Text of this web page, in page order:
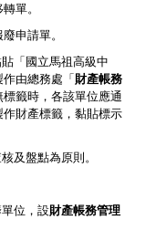
單。
申請單。
「國立馬祖高級中
由總務處「財產帳務
籤時，各該單位應通
作財產標籤，黏貼標示
及盤點為原則。
位，設財產帳務管理